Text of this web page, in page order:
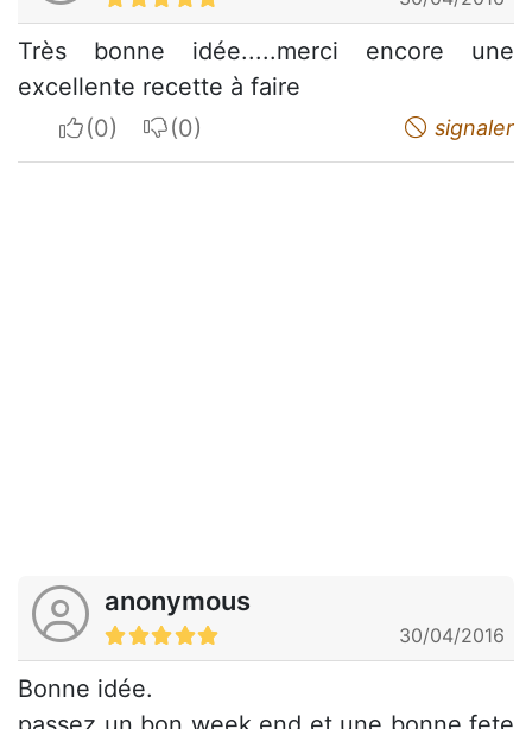
Très bonne idée.....merci encore une
excellente recette à faire
I apreciateI do not appreciate signaler
anonymous
30/04/2016
Bonne idée.